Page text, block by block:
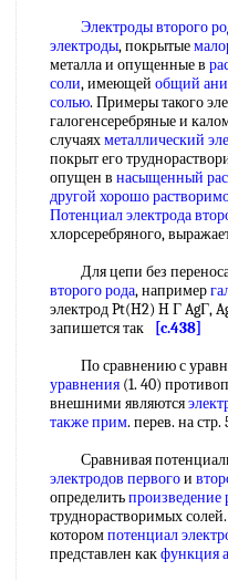
Электроды второго
электроды, покрытые
металла и опущенные в
соли, имеющей общий
солью. Примеры такого
галогенсеребряные и
случаяхметаллический
покрыт его
опущен в насыщенный
другой хорошо
Потенциал электрода
хлорсеребряного,
Для цепи без
второго рода, например
электрод Pt(H2) H Г AgГ,
запишется так
[c.438]
По сравнению с
уравнения (1. 40)
внешними являются
также прим. перев. на стр.
Сравнивая
электродов первогои
определитьпроизведение
труднорастворимых
которомпотенциал
представлен какфункция